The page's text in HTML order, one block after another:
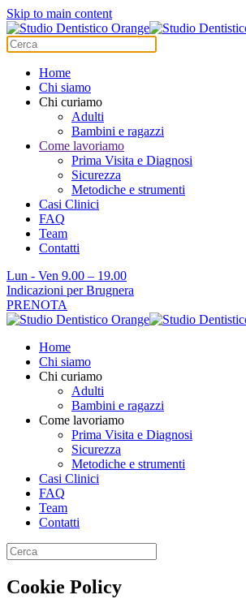
Skip to main content
Home
Chi siamo
Chi curiamo
Adulti
Bambini e ragazzi
Come lavoriamo
Prima Visita e Diagnosi
Sicurezza
Metodiche e strumenti
Casi Clinici
FAQ
Team
Contatti
Lun - Ven 9.00 – 19.00
Indicazioni per Brugnera
PRENOTA
Home
Chi siamo
Chi curiamo
Adulti
Bambini e ragazzi
Come lavoriamo
Prima Visita e Diagnosi
Sicurezza
Metodiche e strumenti
Casi Clinici
FAQ
Team
Contatti
Cookie Policy